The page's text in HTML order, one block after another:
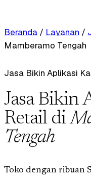
Beranda / Layanan /
Mamberamo Tengah
Jasa Bikin Aplikasi
Jasa Bikin
Retail di
Tengah
Toko dengan ribuan